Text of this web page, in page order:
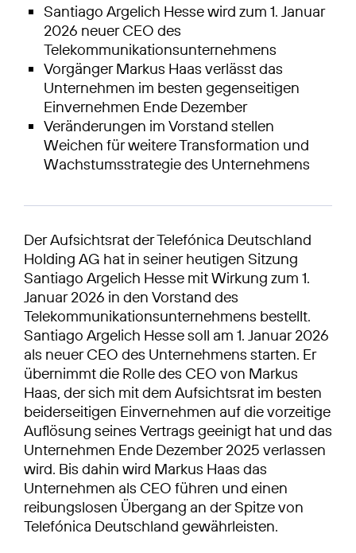
Santiago Argelich Hesse wird zum 1. Januar
2026 neuer CEO des
Telekommunikationsunternehmens
Vorgänger Markus Haas verlässt das
Unternehmen im besten gegenseitigen
Einvernehmen Ende Dezember
Veränderungen im Vorstand stellen
Weichen für weitere Transformation und
Wachstumsstrategie des Unternehmens
Der Aufsichtsrat der Telefónica Deutschland
Holding AG hat in seiner heutigen Sitzung
Santiago Argelich Hesse mit Wirkung zum 1.
Januar 2026 in den Vorstand des
Telekommunikationsunternehmens bestellt.
Santiago Argelich Hesse soll am 1. Januar 2026
als neuer CEO des Unternehmens starten. Er
übernimmt die Rolle des CEO von Markus
Haas, der sich mit dem Aufsichtsrat im besten
beiderseitigen Einvernehmen auf die vorzeitige
Auflösung seines Vertrags geeinigt hat und das
Unternehmen Ende Dezember 2025 verlassen
wird. Bis dahin wird Markus Haas das
Unternehmen als CEO führen und einen
reibungslosen Übergang an der Spitze von
Telefónica Deutschland gewährleisten.